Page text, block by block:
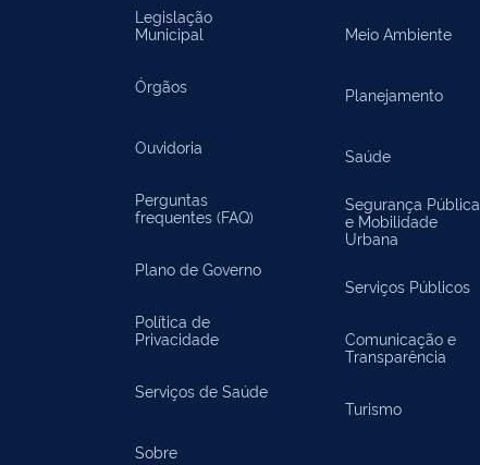
Legislação
Municipal
Órgãos
Ouvidoria
Perguntas
frequentes (FAQ)
Plano de Governo
Política de
Privacidade
Serviços de Saúde
Sobre
Meio Ambiente
Planejamento
Saúde
Segurança Pública
e Mobilidade
Urbana
Serviços Públicos
Comunicação e
Transparência
Turismo